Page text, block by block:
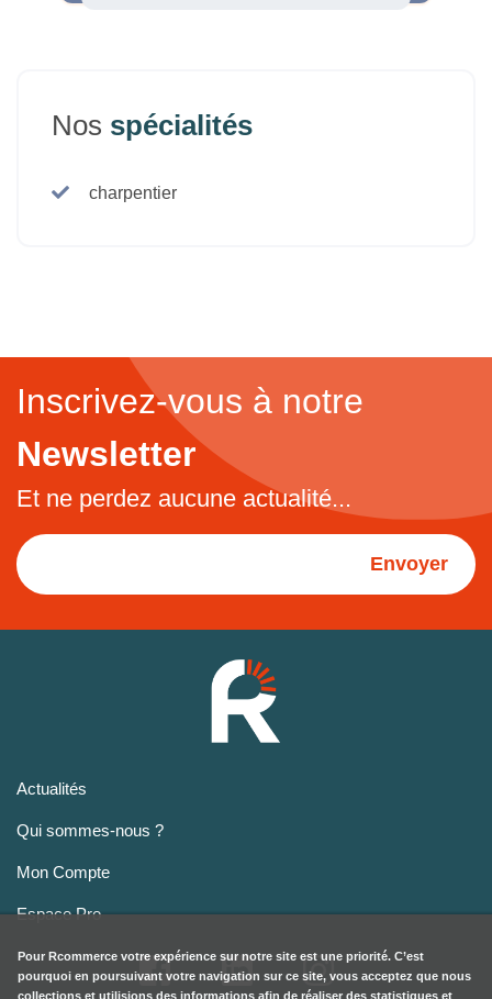
Nos spécialités
charpentier
Inscrivez-vous à notre
Newsletter
Et ne perdez aucune actualité...
Envoyer
Actualités
Qui sommes-nous ?
Mon Compte
Espace Pro
Pour Rcommerce votre expérience sur notre site est une priorité. C’est
pourquoi en poursuivant votre navigation sur ce site, vous acceptez que nous
collections et utilisions des informations afin de réaliser des statistiques et